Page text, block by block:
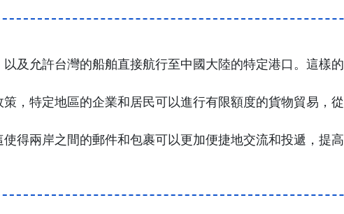
及允許台灣的船舶直接航行至中國大陸的特定港口。這樣
，特定地區的企業和居民可以進行有限額度的貨物貿易，
得兩岸之間的郵件和包裹可以更加便捷地交流和投遞，提